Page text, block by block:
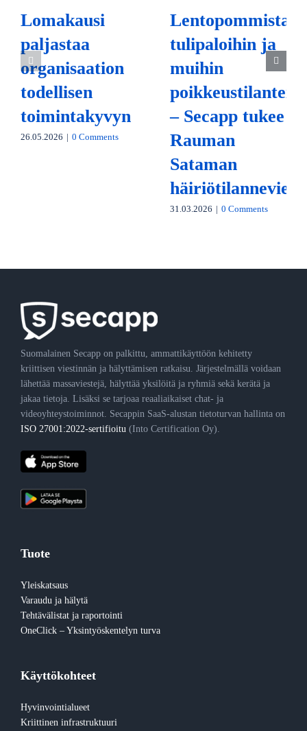
Lomakausi
paljastaa
organisaation
todellisen
toimintakyvyn
26.05.2026 | 0 Comments
Lentopommista
tulipaloihin ja
muihin
– Secapp tukee
Rauman
Sataman
31.03.2026 | 0 Comments
Suomalainen Secapp on palkittu, ammattikäyttöön kehitetty
kriittisen viestinnän ja hälyttämisen ratkaisu. Järjestelmällä voidaan
lähettää massaviestejä, hälyttää yksilöitä ja ryhmiä sekä kerätä ja
jakaa tietoja. Lisäksi se tarjoaa reaaliaikaiset chat- ja
videoyhteystoiminnot. Secappin SaaS-alustan tietoturvan hallinta on
ISO 27001:2022-sertifioitu(Into Certification Oy).
Tuote
Yleiskatsaus
Varaudu ja hälytä
Tehtävälistat ja raportointi
OneClick – Yksintyöskentelyn turva
Käyttökohteet
Hyvinvointialueet
Kriittinen infrastruktuuri